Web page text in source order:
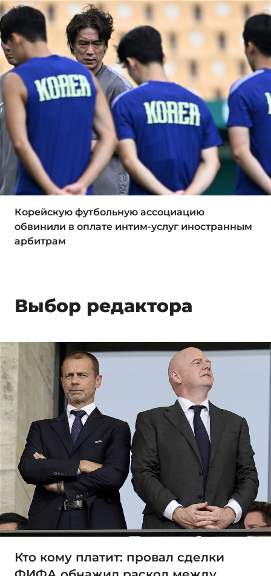
Корейскую футбольную ассоциацию
обвинили в оплате интим-услуг иностранным
арбитрам
Выбор редактора
Кто кому платит: провал сделки